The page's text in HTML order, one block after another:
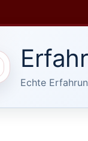
Echte